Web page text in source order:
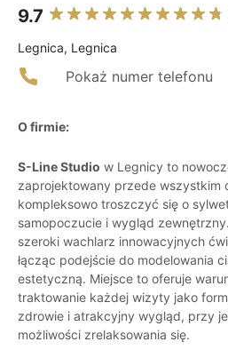
9.7
Legnica, Legnica
Pokaż numer telefonu
O firmie:
S-Line Studio w Legnicy to
zaprojektowany przede wszystkim
kompleksowo troszczyć się o
samopoczucie i wygląd
szeroki wachlarz innowacyjnych
łącząc podejście do modelowania
estetyczną. Miejsce to oferuje
traktowanie każdej wizyty jako
zdrowie i atrakcyjny wygląd, przy
możliwości zrelaksowania się.